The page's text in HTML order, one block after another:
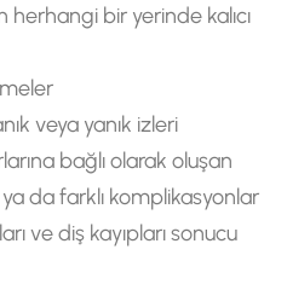
herhangi bir yerinde kalıcı
veya yanık izleri
bağlı olarak oluşan
da farklı komplikasyonlar
ve diş kayıpları sonucu